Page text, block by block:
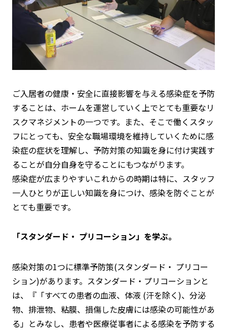
ご入居者の健康・安全に直接影響を与える感染症を予防
することは、ホームを運営していく上でとても重要なリ
スクマネジメントの一つです。また、そこで働くスタッ
フにとっても、安全な職場環境を維持していくために感
染症の症状を理解し、予防対策の知識を身に付け実践す
ることが自分自身を守ることにもつながります。
感染症が広まりやすいこれからの時期は特に、スタッフ
一人ひとりが正しい知識を身につけ、感染を防ぐことが
とても重要です。
「スタンダード・ プリコーション」を学ぶ。
感染対策の1つに標準予防策(スタンダード・ プリコー
ション)があります。スタンダード・プリコーションと
は、『「すべての患者の血液、体液 (汗を除く)、分泌
物、排泄物、粘膜、損傷した皮膚には感染の可能性があ
る」とみなし、患者や医療従事者による感染を予防する